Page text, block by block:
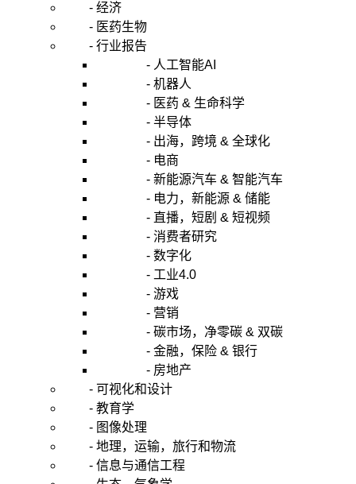
- 经济
- 医药生物
- 行业报告
- 人工智能AI
- 机器人
- 医药 & 生命科学
- 半导体
- 出海，跨境 & 全球化
- 电商
- 新能源汽车 & 智能汽车
- 电力，新能源 & 储能
- 直播，短剧 & 短视频
- 消费者研究
- 数字化
- 工业4.0
- 游戏
- 营销
- 碳市场，净零碳 & 双碳
- 金融，保险 & 银行
- 房地产
- 可视化和设计
- 教育学
- 图像处理
- 地理，运输，旅行和物流
- 信息与通信工程